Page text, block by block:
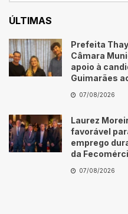
ÚLTIMAS
Prefeita
Câmara
apoio à
Guimarães
07/08/2026
Laurez
favorável
emprego
da
07/08/2026